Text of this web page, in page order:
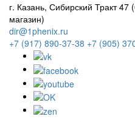
г. Казань, Сибирский Тракт
магазин)
dir@1phenix.ru
+7 (917) 890-37-38 +7 (905)